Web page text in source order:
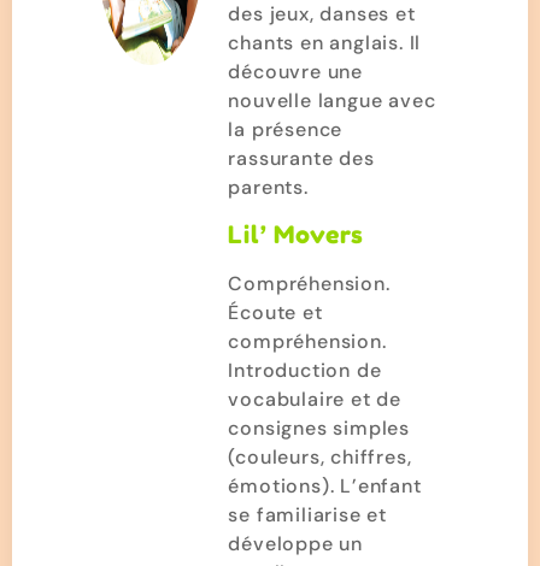
des jeux, danses et
chants en anglais. Il
découvre une
nouvelle langue avec
la présence
rassurante des
parents.
Lil’ Movers
Compréhension.
Écoute et
compréhension.
Introduction de
vocabulaire et de
consignes simples
(couleurs, chiffres,
émotions). L’enfant
se familiarise et
développe un